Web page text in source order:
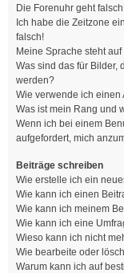
Die Forenuhr geht
Ich habe die Zeitzone
falsch!
Meine Sprache steht
Was sind das für Bilder,
werden?
Wie verwende ich einen
Was ist mein Rang und
Wenn ich bei einem
aufgefordert, mich
Beiträge schreiben
Wie erstelle ich ein
Wie kann ich einen
Wie kann ich meinem
Wie kann ich eine
Wieso kann ich nicht
Wie bearbeite oder
Warum kann ich auf